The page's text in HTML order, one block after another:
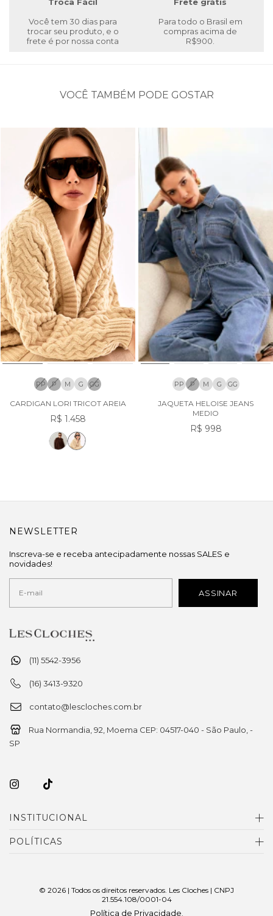
Troca Fácil
Você tem 30 dias para
trocar seu produto, e o
frete é por nossa conta
Frete grátis
Para todo o Brasil em
compras acima de
R$900.
VOCÊ TAMBÉM PODE GOSTAR
PP P M G GG
CARDIGAN LORI TRICOT AREIA
R$ 1.458
PP P M G GG
JAQUETA HELOISE JEANS
MEDIO
R$ 998
(11) 5542-3956
(16) 3413-9320
contato@lescloches.com.br
Rua Normandia, 92, Moema CEP: 04517-040 - São Paulo, -
SP
INSTITUCIONAL
POLÍTICAS
NEWSLETTER
Inscreva-se e receba antecipadamente nossas SALES e
novidades!
© 2026 | Todos os direitos reservados. Les Cloches | CNPJ
21.554.108/0001-04
Política de Privacidade